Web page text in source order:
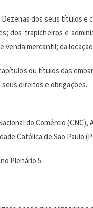
Dezenas dos seus títulos
dos trapicheiros e
venda mercantil; da
ou títulos das
direitos e obrigações.
do Comércio (CNC),
Católica de São Paulo
Plenário 5.